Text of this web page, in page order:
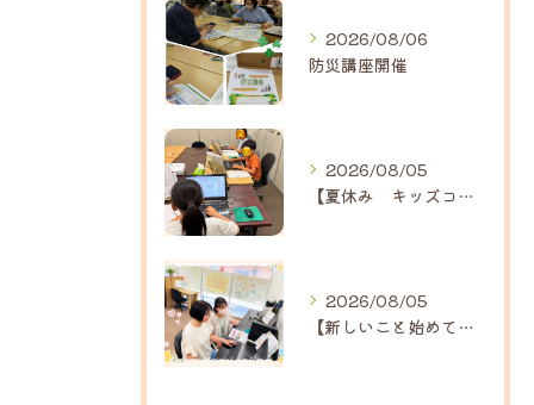
2026/08/06
防災講座開催
2026/08/05
【夏休み キッズコース】｜ひだまり近江八幡教室
2026/08/05
【新しいこと始めてみませんか？】ひだまり高島教室